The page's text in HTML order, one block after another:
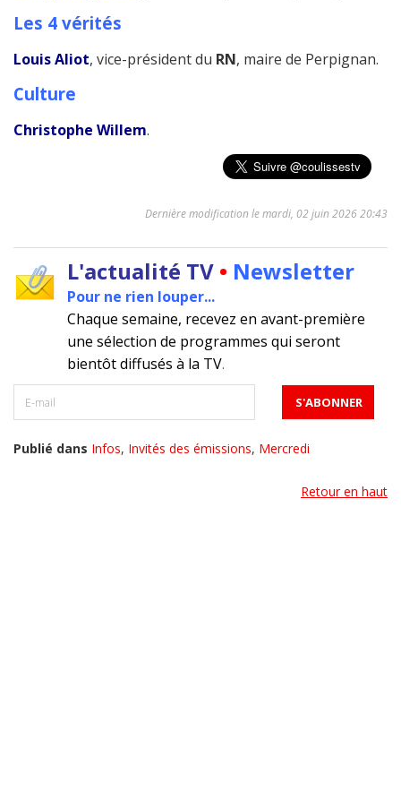
Les 4 vérités
Louis Aliot, vice-président du RN, maire de Perpignan.
Culture
Christophe Willem.
Dernière modification le mardi, 02 juin 2026 20:43
L'actualité TV • Newsletter
Pour ne rien louper...
Chaque semaine, recevez en avant-première
une sélection de programmes qui seront
bientôt diffusés à la TV.
Publié dans Infos, Invités des émissions, Mercredi
Retour en haut